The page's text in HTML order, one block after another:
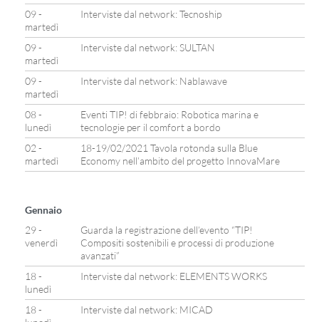
09 -
martedì
Interviste dal network: Tecnoship
09 -
martedì
Interviste dal network: SULTAN
09 -
martedì
Interviste dal network: Nablawave
08 -
lunedì
Eventi TIP! di febbraio: Robotica marina e
tecnologie per il comfort a bordo
02 -
martedì
18-19/02/2021 Tavola rotonda sulla Blue
Economy nell’ambito del progetto InnovaMare
Gennaio
29 -
venerdì
Guarda la registrazione dell’evento “TIP!
Compositi sostenibili e processi di produzione
avanzati”
18 -
lunedì
Interviste dal network: ELEMENTS WORKS
18 -
Interviste dal network: MICAD